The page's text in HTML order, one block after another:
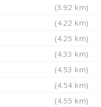
(3.92 km)
(4.22 km)
(4.25 km)
(4.33 km)
(4.53 km)
(4.54 km)
(4.55 km)